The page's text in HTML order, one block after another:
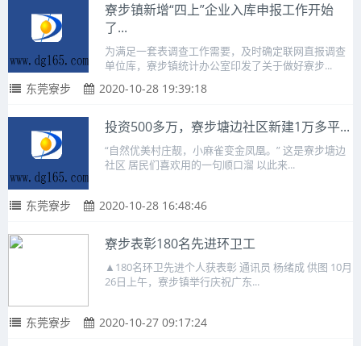
寮步镇新增“四上”企业入库申报工作开始
了...
为满足一套表调查工作需要，及时确定联网直报调查
单位库，寮步镇统计办公室印发了关于做好寮步...
东莞寮步 2020-10-28 19:39:18
投资500多万，寮步塘边社区新建1万多平...
“自然优美村庄靓，小麻雀变金凤凰。” 这是寮步塘边
社区 居民们喜欢用的一句顺口溜 以此来...
东莞寮步 2020-10-28 16:48:46
寮步表彰180名先进环卫工
▲180名环卫先进个人获表彰 通讯员 杨绪成 供图 10月
26日上午，寮步镇举行庆祝广东...
东莞寮步 2020-10-27 09:17:24